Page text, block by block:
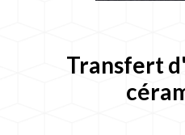
Transfert